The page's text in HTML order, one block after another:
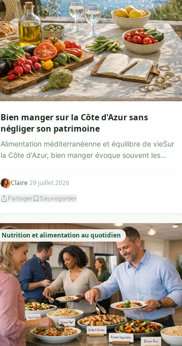
Bien manger sur la Côte d'Azur sans
négliger son patrimoine
Alimentation méditerranéenne et équilibre de vieSur
la Côte d'Azur, bien manger évoque souvent les
Claire·29 juillet 2026
Partager Sauvegarder
Nutrition et alimentation au quotidien